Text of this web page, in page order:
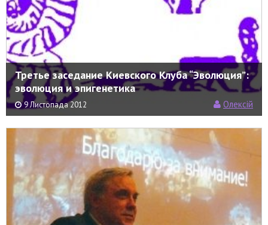
Третье заседание Киевского Клуба “Эволюция”:
эволюция и эпигенетика
9 Листопада 2012 Олексій